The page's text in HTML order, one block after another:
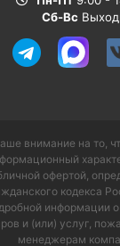
Сб-Вс
внимание на то,
офертой,
кодекса
информации
и (или) услуг,
менеджерам